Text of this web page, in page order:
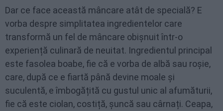
Dar ce face această mâncare atât de specială? E
vorba despre simplitatea ingredientelor care
transformă un fel de mâncare obișnuit într-o
experiență culinară de neuitat. Ingredientul principal
este fasolea boabe, fie că e vorba de albă sau roșie,
care, după ce e fiartă până devine moale și
suculentă, e îmbogățită cu gustul unic al afumăturii,
fie că este ciolan, costiță, șuncă sau cârnați. Ceapa,